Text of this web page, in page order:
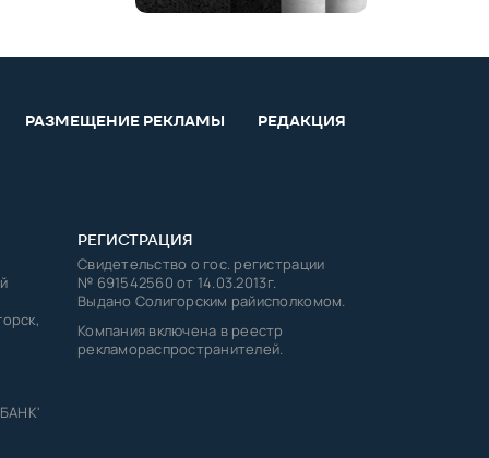
РАЗМЕЩЕНИЕ РЕКЛАМЫ РЕДАКЦИЯ
РЕГИСТРАЦИЯ
Свидетельство о гос. регистрации
№ 691542560 от 14.03.2013г.
Выдано Солигорским райисполкомом.
Компания включена в реестр
рекламораспространителей.